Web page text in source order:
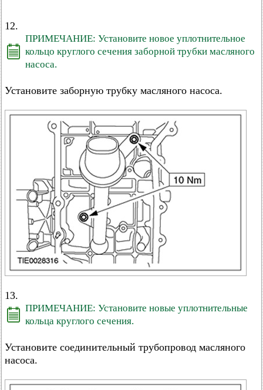
12.
ПРИМЕЧАНИЕ: Установите новое уплотнительное
кольцо круглого сечения заборной трубки масляного
насоса.
Установите заборную трубку масляного насоса.
13.
ПРИМЕЧАНИЕ: Установите новые уплотнительные
кольца круглого сечения.
Установите соединительный трубопровод масляного
насоса.